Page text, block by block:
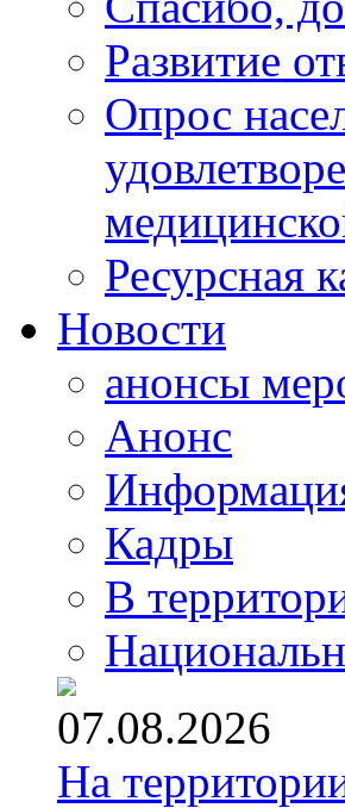
Развитие
Опрос
Ресурсная
Новости
анонсы
Анонс
Кадры
В
07.08.2026
На